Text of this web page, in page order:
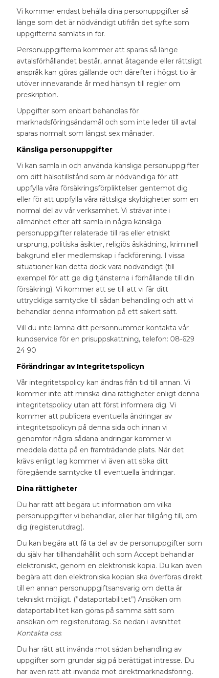
Vi kommer endast behålla dina personuppgifter så
länge som det är nödvändigt utifrån det syfte som
uppgifterna samlats in för.
Personuppgifterna kommer att sparas så länge
avtalsförhållandet består, annat åtagande eller rättsligt
anspråk kan göras gällande och därefter i högst tio år
utöver innevarande år med hänsyn till regler om
preskription.
Uppgifter som enbart behandlas för
marknadsföringsändamål och som inte leder till avtal
sparas normalt som längst sex månader.
Känsliga personuppgifter
Vi kan samla in och använda känsliga personuppgifter
om ditt hälsotillstånd som är nödvändiga för att
uppfylla våra försäkringsförpliktelser gentemot dig
eller för att uppfylla våra rättsliga skyldigheter som en
normal del av vår verksamhet. Vi strävar inte i
allmänhet efter att samla in några känsliga
personuppgifter relaterade till ras eller etniskt
ursprung, politiska åsikter, religiös åskådning, kriminell
bakgrund eller medlemskap i fackförening. I vissa
situationer kan detta dock vara nödvändigt (till
exempel för att ge dig tjänsterna i förhållande till din
försäkring). Vi kommer att se till att vi får ditt
uttryckliga samtycke till sådan behandling och att vi
behandlar denna information på ett säkert sätt.
Vill du inte lämna ditt personnummer kontakta vår
kundservice för en prisuppskattning, telefon: 08-629
24 90
Förändringar av Integritetspolicyn
Vår integritetspolicy kan ändras från tid till annan. Vi
kommer inte att minska dina rättigheter enligt denna
integritetspolicy utan att först informera dig. Vi
kommer att publicera eventuella ändringar av
integritetspolicyn på denna sida och innan vi
genomför några sådana ändringar kommer vi
meddela detta på en framträdande plats. När det
krävs enligt lag kommer vi även att söka ditt
föregående samtycke till eventuella ändringar.
Dina rättigheter
Du har rätt att begära ut information om vilka
personuppgifter vi behandlar, eller har tillgång till, om
dig (registerutdrag).
Du kan begära att få ta del av de personuppgifter som
du själv har tillhandahållit och som Accept behandlar
elektroniskt, genom en elektronisk kopia. Du kan även
begära att den elektroniska kopian ska överföras direkt
till en annan personuppgiftsansvarig om detta är
tekniskt möjligt. (”dataportabilitet”) Ansökan om
dataportabilitet kan göras på samma sätt som
ansökan om registerutdrag. Se nedan i avsnittet
Kontakta oss.
Du har rätt att invända mot sådan behandling av
uppgifter som grundar sig på berättigat intresse. Du
har även rätt att invända mot direktmarknadsföring.